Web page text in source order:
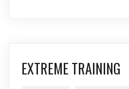
EXTREME TRAINING